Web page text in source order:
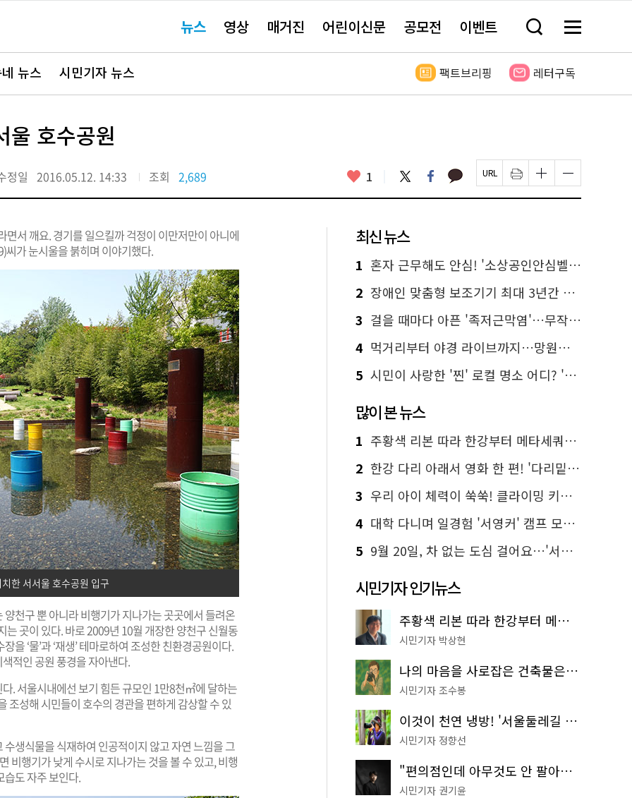
요뉴스 영상 매거진 어린이신문 공모전 이벤트 검
창
기
메
전
보
뉴스 시민기자 뉴스 팩트브리핑 레터구독
호수공원
정일 2016.05.12. 14:33 조회 2,689 좋
요
1 트
위
터
페
이
스
카
카 페
이
지
인
쇄
하
글
자
크
하
기
글
자
크
하
기
서 깨요. 경기를 일으킬까 걱정이 이만저만이 아니에
씨가 눈시울을 붉히며 이야기했다.
한 서서울 호수공원 입구
천구 뿐 아니라 비행기가 지나가는 곳곳에서 들려온
곳이 있다. 바로 2009년 10월 개장한 양천구 신월동
을 ‘물’과 ‘재생’ 테마로하여 조성한 친환경공원이다.
적인 공원 풍경을 자아낸다.
. 서울시내에선 보기 힘든 규모인 1만8천㎡에 달하는
조성해 시민들이 호수의 경관을 편하게 감상할 수 있
생식물을 식재하여 인공적이지 않고 자연 느낌을 그
비행기가 낮게 수시로 지나가는 것을 볼 수 있고, 비행
도 자주 보인다.
최신 뉴스
1 혼자 근무해도 안심! '소상공인안심벨' 신청하세요
2 장애인 맞춤형 보조기기 최대 3년간 무상 대여…삶의 질 높인다
3 걸을 때마다 아픈 '족저근막염'…무작정 참지 말고 '이것' 해보세요!
4 먹거리부터 야경 라이브까지…망원한강공원 알짜 코스
5 시민이 사랑한 '찐' 로컬 명소 어디? '서울에디션25' 추천 코스
많이 본 뉴스
1 주황색 리본 따라 한강부터 메타세쿼이아 숲길까지…서울둘레길 15코스
2 한강 다리 아래서 영화 한 편! '다리밑 영화관' 무료 상영
3 우리 아이 체력이 쑥쑥! 클라이밍 키즈카페·어린이 체력장
4 대학 다니며 일경험 '서영커' 캠프 모집…전액 무료
5 9월 20일, 차 없는 도심 걸어요…'서울 걷자 페스티벌' 선착순 5천명
시민기자 인기뉴스
주황색 리본 따라 한강부터 메타세쿼이아 숲길까지…서울둘레길 15코스
시민기자 박상현
나의 마음을 사로잡은 건축물은? '서울시 건축상' 수상작 공개!
시민기자 조수봉
이것이 천연 냉방! '서울둘레길 9코스'로 숲속 피서 떠나볼까
시민기자 정향선
"편의점인데 아무것도 안 팔아요" 서울에서 가장 특별한 편의점의 정체
시민기자 권기윤